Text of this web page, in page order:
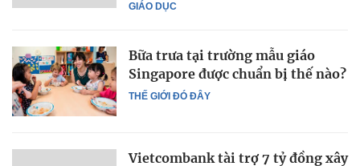
GIÁO DỤC
THẾ GIỚI ĐÓ ĐÂY
Bữa trưa tại trường mẫu giáo
Singapore được chuẩn bị thế nào?
Vietcombank tài trợ 7 tỷ đồng xây